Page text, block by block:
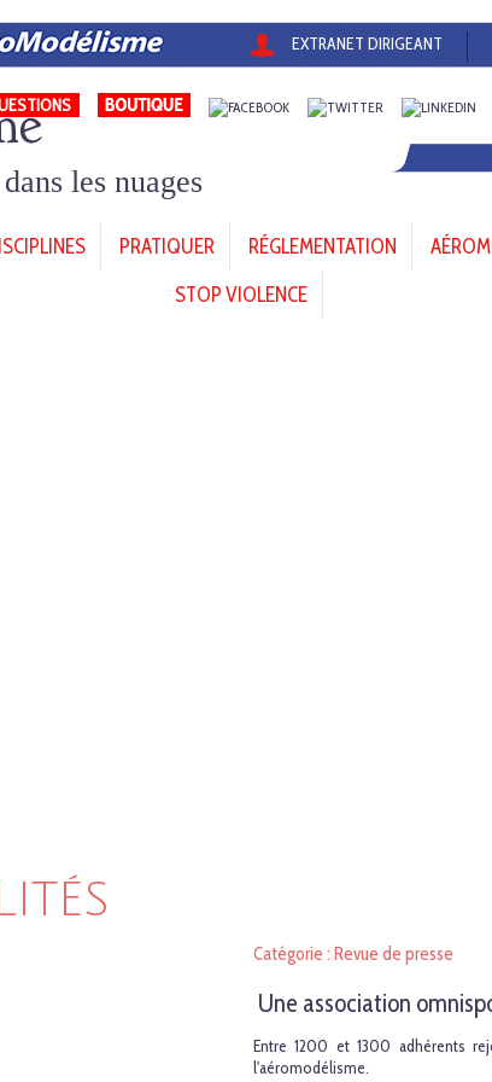
EXTRANET DIRIGEANT
les nuages
PRATIQUER RÉGLEMENTATION
STOP VIOLENCE
Catégorie : Revue de presse
Une association
Entre 1200 et 1300 adhérents
l'aéromodélisme.